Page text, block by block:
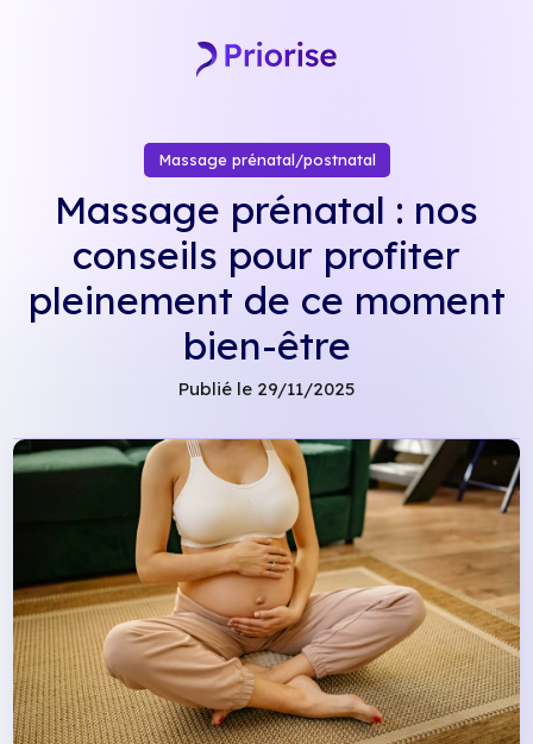
Massage prénatal/postnatal
Massage prénatal : nos
conseils pour profiter
pleinement de ce moment
bien-être
Publié le 29/11/2025